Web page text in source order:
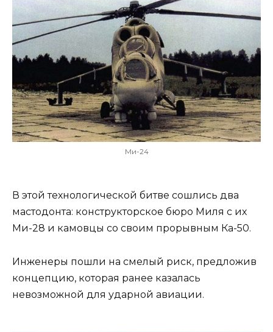
Ми-24
В этой технологической битве сошлись два
мастодонта: конструкторское бюро Миля с их
Ми-28 и камовцы со своим прорывным Ка-50.
Инженеры пошли на смелый риск, предложив
концепцию, которая ранее казалась
невозможной для ударной авиации.